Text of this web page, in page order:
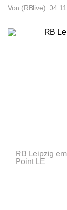
Von (RBlive)
RB Leipzig
Point LE